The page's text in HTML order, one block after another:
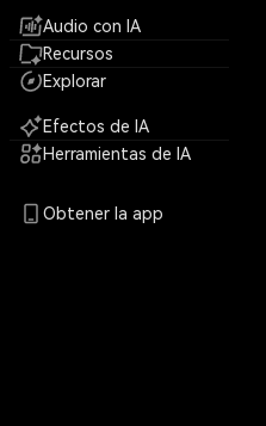
Audio con IA
Recursos
Explorar
Efectos de IA
Herramientas de IA
Obtener la app